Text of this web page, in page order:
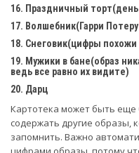
16. Праздничный
17. Волшебник(Гарри
18. Снеговик(цифры
19. Мужики в бане(образ
ведь все равно их видите)
20. Дарц
Картотека может быть еще
содержать другие образы,
запомнить. Важно